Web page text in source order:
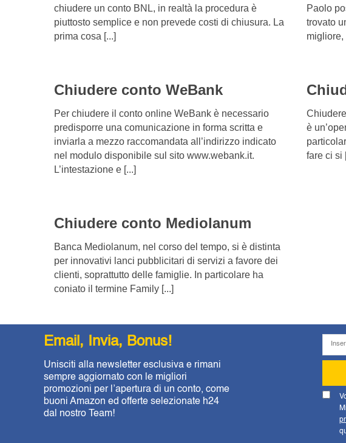
chiudere un conto BNL, in realtà la procedura è
piuttosto semplice e non prevede costi di chiusura. La
prima cosa [...]
Paolo
trovato
migliore,
Chiudere conto WeBank
Per chiudere il conto online WeBank è necessario
predisporre una comunicazione in forma scritta e
inviarla a mezzo raccomandata all’indirizzo indicato
nel modulo disponibile sul sito www.webank.it.
L’intestazione e [...]
è
fare ci si
Chiudere conto Mediolanum
Banca Mediolanum, nel corso del tempo, si è distinta
per innovativi lanci pubblicitari di servizi a favore dei
clienti, soprattutto delle famiglie. In particolare ha
coniato il termine Family [...]
Email, Invia, Bonus!
Unisciti alla newsletter esclusiva e rimani
sempre aggiornato con le migliori
promozioni per l’apertura di un conto, come
buoni Amazon ed offerte selezionate h24
dal nostro Team!